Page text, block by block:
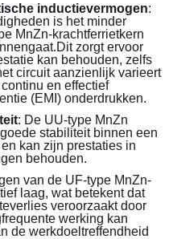
inductievermogen:
is het minder
MnZn-krachtferrietkern
zorgt ervoor
kan behouden, zelfs
circuit aanzienlijk varieert
en effectief
(EMI) onderdrukken.
: De UU-type MnZn
stabiliteit binnen een
kan zijn prestaties in
behouden.
van de UF-type MnZn-
laag, wat betekent dat
veroorzaakt door
werking kan
de werkdoeltreffendheid